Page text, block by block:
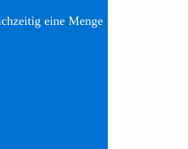
eine Menge